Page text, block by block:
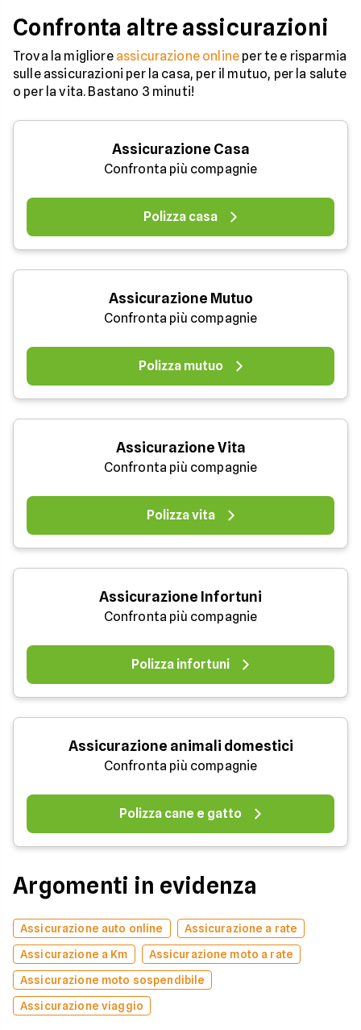
Confronta altre assicurazioni
Trova la migliore assicurazione online per te e risparmia
sulle assicurazioni per la casa, per il mutuo, per la salute
o per la vita. Bastano 3 minuti!
Assicurazione Casa
Confronta più compagnie
Polizza casa
Assicurazione Mutuo
Confronta più compagnie
Polizza mutuo
Assicurazione Vita
Confronta più compagnie
Polizza vita
Assicurazione Infortuni
Confronta più compagnie
Polizza infortuni
Assicurazione animali domestici
Confronta più compagnie
Polizza cane e gatto
Argomenti in evidenza
Assicurazione auto online
Assicurazione a rate
Assicurazione a Km
Assicurazione moto a rate
Assicurazione moto sospendibile
Assicurazione viaggio